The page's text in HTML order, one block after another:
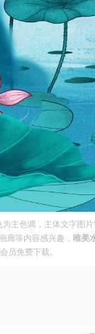
主色调，主体文字图
廊等内容感兴趣， 唯美
员免费下载。